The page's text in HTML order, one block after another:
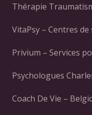
Thérapie
VitaPsy – Centres
Privium – Services
Psychologues
Coach De Vie –